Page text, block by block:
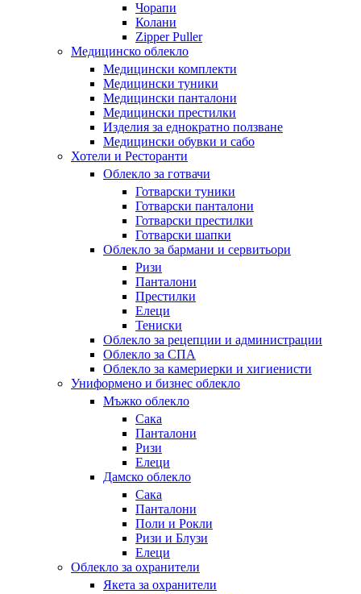
Чорапи
Колани
Zipper Puller
Медицинско облекло
Медицински комплекти
Медицински туники
Медицински панталони
Медицински престилки
Изделия за еднократно ползване
Медицински обувки и сабо
Хотели и Ресторанти
Облекло за готвачи
Готварски туники
Готварски панталони
Готварски престилки
Готварски шапки
Облекло за бармани и сервитьори
Ризи
Панталони
Престилки
Елеци
Тениски
Облекло за рецепции и администрации
Облекло за СПА
Облекло за камериерки и хигиенисти
Униформено и бизнес облекло
Мъжко облекло
Сака
Панталони
Ризи
Елеци
Дамско облекло
Сака
Панталони
Поли и Рокли
Ризи и Блузи
Елеци
Облекло за охранители
Якета за охранители